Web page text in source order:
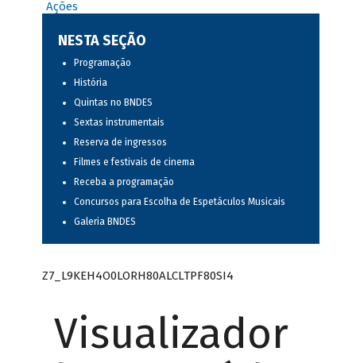
Ações
NESTA SEÇÃO
Programação
História
Quintas no BNDES
Sextas instrumentais
Reserva de ingressos
Filmes e festivais de cinema
Receba a programação
Concursos para Escolha de Espetáculos Musicais
Galeria BNDES
Z7_L9KEH4O0LORH80ALCLTPF80SI4
Visualizador